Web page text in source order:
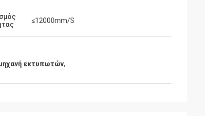
≤12000mm/S
εκτυπωτών,